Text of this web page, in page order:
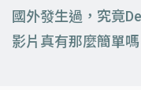
國外發生過，究竟
影片真有那麼簡單嗎